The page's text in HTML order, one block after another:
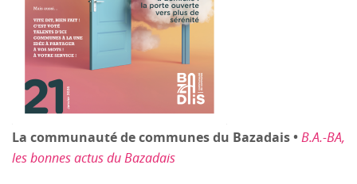
La communauté de communes du Bazadais •B.A.-BA,
les bonnes actus du Bazadais